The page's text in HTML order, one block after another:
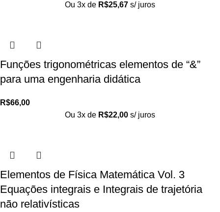
Ou 3x de R$25,67 s/ juros
Funções trigonométricas elementos de “&”
para uma engenharia didática
R$66,00
Ou 3x de R$22,00 s/ juros
Elementos de Física Matemática Vol. 3
Equações integrais e Integrais de trajetória
não relativísticas